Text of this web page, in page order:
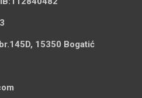
15350 Bogatić